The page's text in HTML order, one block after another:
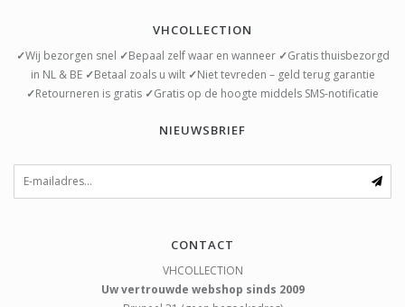
VHCOLLECTION
✓Wij bezorgen snel ✓Bepaal zelf waar en wanneer ✓Gratis thuisbezorgd
in NL & BE ✓Betaal zoals u wilt ✓Niet tevreden – geld terug garantie
✓Retourneren is gratis ✓Gratis op de hoogte middels SMS-notificatie
NIEUWSBRIEF
CONTACT
VHCOLLECTION
Uw vertrouwde webshop sinds 2009